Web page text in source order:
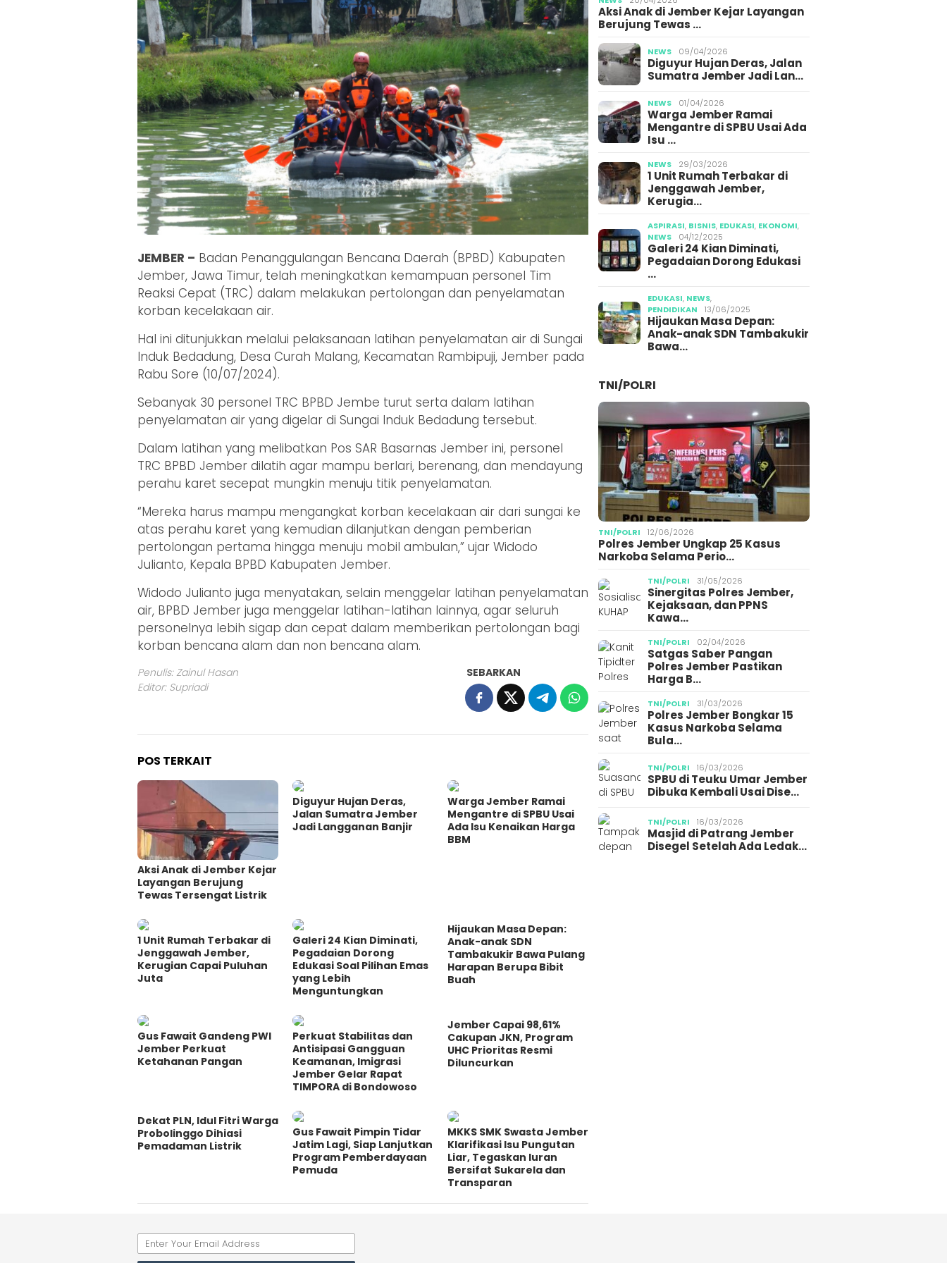
JEMBER – Badan Penanggulangan Bencana Daerah (BPBD) Kabupaten
Jember, Jawa Timur, telah meningkatkan kemampuan personel Tim
Reaksi Cepat (TRC) dalam melakukan pertolongan dan penyelamatan
korban kecelakaan air.
Hal ini ditunjukkan melalui pelaksanaan latihan penyelamatan air di Sungai
Induk Bedadung, Desa Curah Malang, Kecamatan Rambipuji, Jember pada
Rabu Sore (10/07/2024).
Sebanyak 30 personel TRC BPBD Jembe turut serta dalam latihan
penyelamatan air yang digelar di Sungai Induk Bedadung tersebut.
Dalam latihan yang melibatkan Pos SAR Basarnas Jember ini, personel
TRC BPBD Jember dilatih agar mampu berlari, berenang, dan mendayung
perahu karet secepat mungkin menuju titik penyelamatan.
“Mereka harus mampu mengangkat korban kecelakaan air dari sungai ke
atas perahu karet yang kemudian dilanjutkan dengan pemberian
pertolongan pertama hingga menuju mobil ambulan,” ujar Widodo
Julianto, Kepala BPBD Kabupaten Jember.
Widodo Julianto juga menyatakan, selain menggelar latihan penyelamatan
air, BPBD Jember juga menggelar latihan-latihan lainnya, agar seluruh
personelnya lebih sigap dan cepat dalam memberikan pertolongan bagi
korban bencana alam dan non bencana alam.
Penulis: Zainul Hasan
Editor: Supriadi
SEBARKAN
POS TERKAIT
Aksi Anak di Jember Kejar
Layangan Berujung
Tewas Tersengat Listrik
Diguyur Hujan Deras,
Jalan Sumatra Jember
Jadi Langganan Banjir
Warga Jember Ramai
Mengantre di SPBU Usai
Ada Isu Kenaikan Harga
BBM
1 Unit Rumah Terbakar di
Jenggawah Jember,
Kerugian Capai Puluhan
Juta
Galeri 24 Kian Diminati,
Pegadaian Dorong
Edukasi Soal Pilihan Emas
yang Lebih
Menguntungkan
Hijaukan Masa Depan:
Anak-anak SDN
Tambakukir Bawa Pulang
Harapan Berupa Bibit
Buah
Gus Fawait Gandeng PWI
Jember Perkuat
Ketahanan Pangan
Perkuat Stabilitas dan
Antisipasi Gangguan
Keamanan, Imigrasi
Jember Gelar Rapat
TIMPORA di Bondowoso
Jember Capai 98,61%
Cakupan JKN, Program
UHC Prioritas Resmi
Diluncurkan
Dekat PLN, Idul Fitri Warga
Probolinggo Dihiasi
Pemadaman Listrik
Gus Fawait Pimpin Tidar
Jatim Lagi, Siap Lanjutkan
Program Pemberdayaan
Pemuda
MKKS SMK Swasta Jember
Klarifikasi Isu Pungutan
Liar, Tegaskan Iuran
Bersifat Sukarela dan
Transparan
Aksi Anak di Jember Kejar Layangan
Berujung Tewas …
NEWS 09/04/2026
Diguyur Hujan Deras, Jalan
Sumatra Jember Jadi Lan…
NEWS 01/04/2026
Warga Jember Ramai
Mengantre di SPBU Usai Ada
Isu …
NEWS 29/03/2026
1 Unit Rumah Terbakar di
Jenggawah Jember,
Kerugia…
ASPIRASI, BISNIS, EDUKASI, EKONOMI,
NEWS
04/12/2025
Galeri 24 Kian Diminati,
Pegadaian Dorong Edukasi
…
EDUKASI, NEWS,
PENDIDIKAN
13/06/2025
Hijaukan Masa Depan:
Anak-anak SDN Tambakukir
Bawa…
TNI/POLRI
TNI/POLRI 12/06/2026
Polres Jember Ungkap 25 Kasus
Narkoba Selama Perio…
TNI/POLRI 31/05/2026
Sinergitas Polres Jember,
Kejaksaan, dan PPNS
Kawa…
TNI/POLRI 02/04/2026
Satgas Saber Pangan
Polres Jember Pastikan
Harga B…
TNI/POLRI 31/03/2026
Polres Jember Bongkar 15
Kasus Narkoba Selama
Bula…
TNI/POLRI 16/03/2026
SPBU di Teuku Umar Jember
Dibuka Kembali Usai Dise…
TNI/POLRI 16/03/2026
Masjid di Patrang Jember
Disegel Setelah Ada Ledak…